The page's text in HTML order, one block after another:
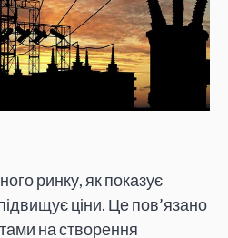
ринку, як показує
ціни. Це пов’язано
на створення